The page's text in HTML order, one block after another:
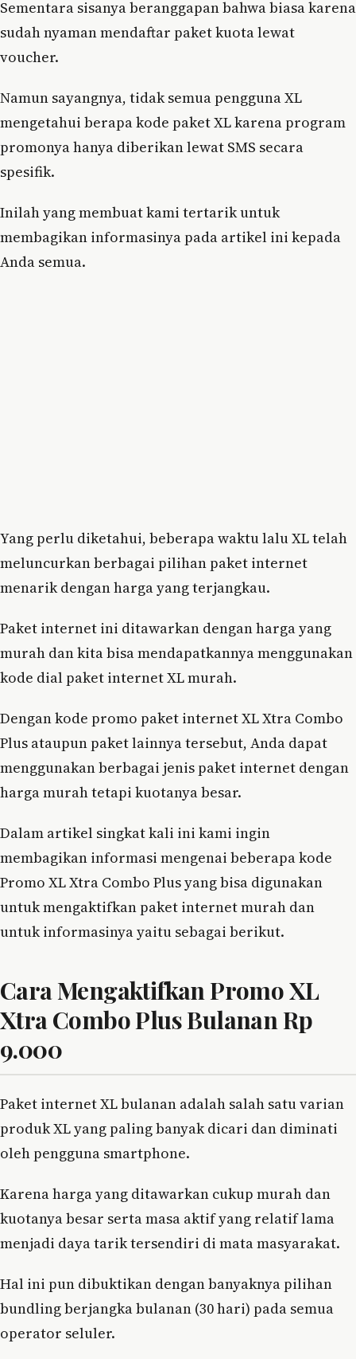
Sementara sisanya beranggapan bahwa biasa karena
sudah nyaman mendaftar paket kuota lewat
voucher.
Namun sayangnya, tidak semua pengguna XL
mengetahui berapa kode paket XL karena program
promonya hanya diberikan lewat SMS secara
spesifik.
Inilah yang membuat kami tertarik untuk
membagikan informasinya pada artikel ini kepada
Anda semua.
Yang perlu diketahui, beberapa waktu lalu XL telah
meluncurkan berbagai pilihan paket internet
menarik dengan harga yang terjangkau.
Paket internet ini ditawarkan dengan harga yang
murah dan kita bisa mendapatkannya menggunakan
kode dial paket internet XL murah.
Dengan kode promo paket internet XL Xtra Combo
Plus ataupun paket lainnya tersebut, Anda dapat
menggunakan berbagai jenis paket internet dengan
harga murah tetapi kuotanya besar.
Dalam artikel singkat kali ini kami ingin
membagikan informasi mengenai beberapa kode
Promo XL Xtra Combo Plus yang bisa digunakan
untuk mengaktifkan paket internet murah dan
untuk informasinya yaitu sebagai berikut.
Cara Mengaktifkan Promo XL
Xtra Combo Plus Bulanan Rp
9.000
Paket internet XL bulanan adalah salah satu varian
produk XL yang paling banyak dicari dan diminati
oleh pengguna smartphone.
Karena harga yang ditawarkan cukup murah dan
kuotanya besar serta masa aktif yang relatif lama
menjadi daya tarik tersendiri di mata masyarakat.
Hal ini pun dibuktikan dengan banyaknya pilihan
bundling berjangka bulanan (30 hari) pada semua
operator seluler.